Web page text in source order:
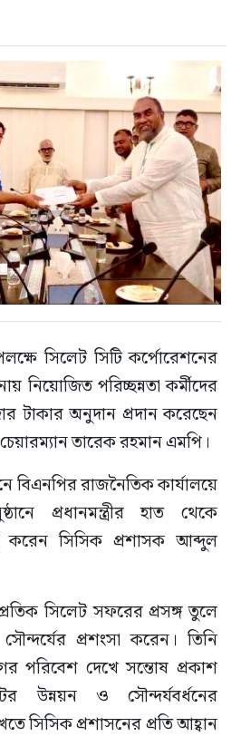
সিলেট সিটি কর্পোরেশনের
নিয়োজিত পরিচ্ছন্নতা কর্মীদের
টাকার অনুদান প্রদান করেছেন
চেয়ারম্যান তারেক রহমান এমপি।
বিএনপির রাজনৈতিক কার্যালয়ে
প্রধানমন্ত্রীর হাত থেকে
করেন সিসিক প্রশাসক আব্দুল
সিলেট সফরের প্রসঙ্গ তুলে
প্রশংসা করেন। তিনি
পরিবেশ দেখে সন্তোষ প্রকাশ
উন্নয়ন ও সৌন্দর্যবর্ধনের
সিসিক প্রশাসনের প্রতি আহ্বান